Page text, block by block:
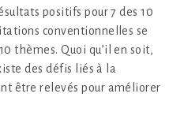
positifs pour 7 des 10
conventionnelles se
thèmes. Quoi qu’il en soit,
des défis liés à la
être relevés pour améliorer